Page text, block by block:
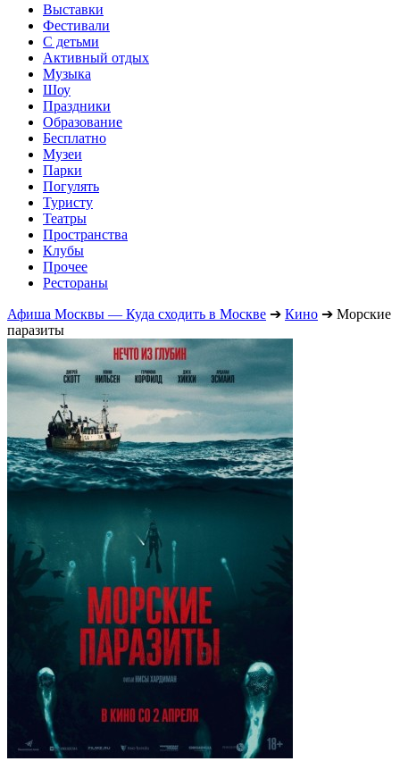
Выставки
Фестивали
С детьми
Активный отдых
Музыка
Шоу
Праздники
Образование
Бесплатно
Музеи
Парки
Погулять
Туристу
Театры
Пространства
Клубы
Прочее
Рестораны
Афиша Москвы — Куда сходить в Москве ➔ Кино ➔ Морские
паразиты